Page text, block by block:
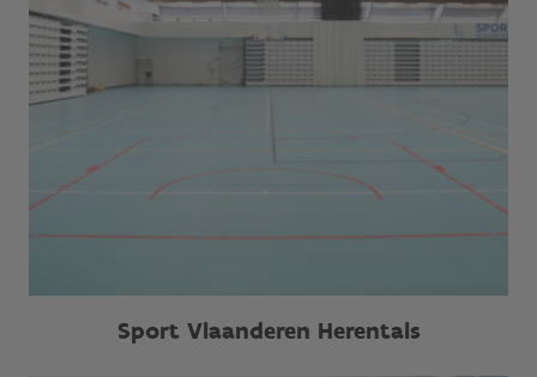
Sport Vlaanderen Herentals